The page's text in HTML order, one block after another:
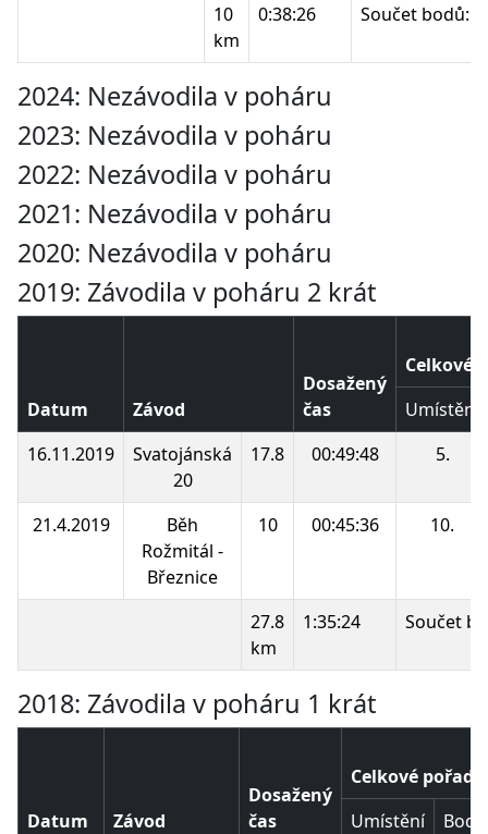
10
km
0:38:26 Součet bodů:
2024: Nezávodila v poháru
2023: Nezávodila v poháru
2022: Nezávodila v poháru
2021: Nezávodila v poháru
2020: Nezávodila v poháru
2019: Závodila v poháru 2 krát
Datum Závod
Dosažený
čas
Celkové
Umístění
16.11.2019
Svatojánská
20
17.8 00:49:48 5.
21.4.2019
Běh
Rožmitál -
Březnice
10 00:45:36 10.
27.8
km
1:35:24 Součet
2018: Závodila v poháru 1 krát
Datum Závod
Dosažený
čas
Celkové pořadí
Umístění
Body